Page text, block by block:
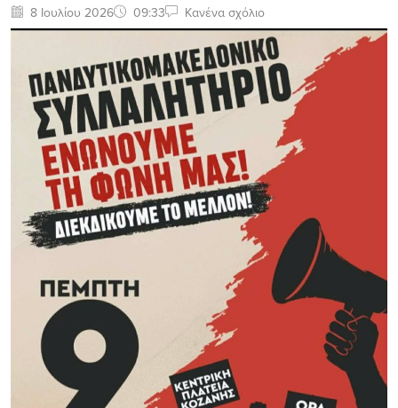
8 Ιουλίου 2026 09:33 Κανένα σχόλιο